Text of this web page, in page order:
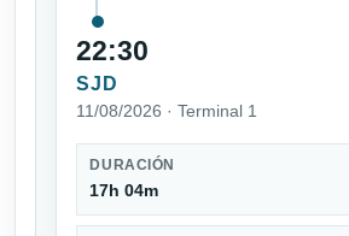
22:30
SJD
11/08/2026 · Terminal 1
DURACIÓN
17h 04m